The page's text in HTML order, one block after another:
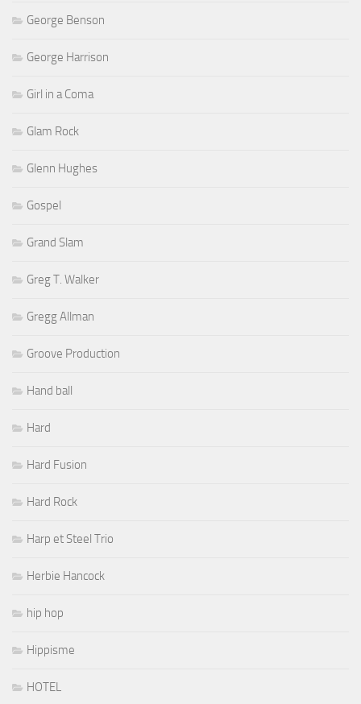
George Benson
George Harrison
Girl in a Coma
Glam Rock
Glenn Hughes
Gospel
Grand Slam
Greg T. Walker
Gregg Allman
Groove Production
Hand ball
Hard
Hard Fusion
Hard Rock
Harp et Steel Trio
Herbie Hancock
hip hop
Hippisme
HOTEL